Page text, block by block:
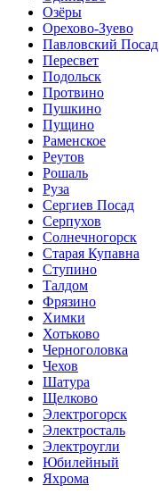
Озёры
Орехово-Зуево
Павловский Посад
Пересвет
Подольск
Протвино
Пушкино
Пущино
Раменское
Реутов
Рошаль
Руза
Сергиев Посад
Серпухов
Солнечногорск
Старая Купавна
Ступино
Талдом
Фрязино
Химки
Хотьково
Черноголовка
Чехов
Шатура
Щелково
Электрогорск
Электросталь
Электроугли
Юбилейный
Яхрома